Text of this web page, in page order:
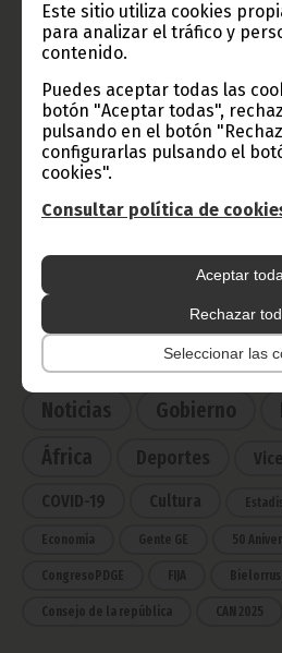
Este sitio utiliza cookies
para analizar el tráfico y
contenido.
Puedes aceptar todas las
botón "Aceptar todas",
pulsando en el botón
configurarlas pulsando el
cookies".
Consultar política de
Aceptar
Rechazar
Seleccionar las
Información de
TVGE
Ecuatorial
Haz click aquí para escuchar
CATEGORÍAS
Noticias Gobierno
África
Deportes
COVID-19 Cultura
Economía Gente GE 50
CongresoPDGE FIJA
Consejo de la república CAN 2025